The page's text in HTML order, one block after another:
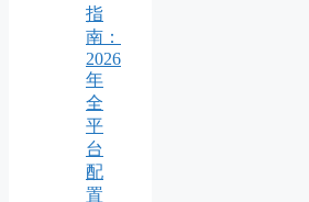
指
南：
2026
年
全
平
台
配
置